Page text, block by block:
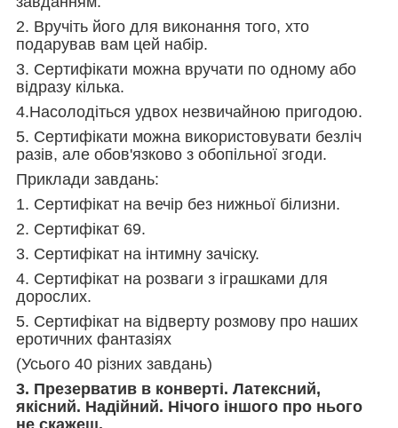
2. Вручіть його для виконання того, хто
подарував вам цей набір.
3. Сертифікати можна вручати по одному або
відразу кілька.
4.Насолодіться удвох незвичайною пригодою.
5. Сертифікати можна використовувати безліч
разів, але обов'язково з обопільної згоди.
Приклади завдань:
1. Сертифікат на вечір без нижньої білизни.
2. Сертифікат 69.
3. Сертифікат на інтимну зачіску.
4. Сертифікат на розваги з іграшками для
дорослих.
5. Сертифікат на відверту розмову про наших
еротичних фантазіях
(Усього 40 різних завдань)
3. Презерватив в конверті. Латексний,
якісний. Надійний. Нічого іншого про нього
не скажеш.